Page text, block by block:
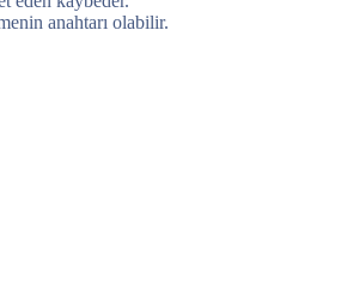
anahtarı olabilir.